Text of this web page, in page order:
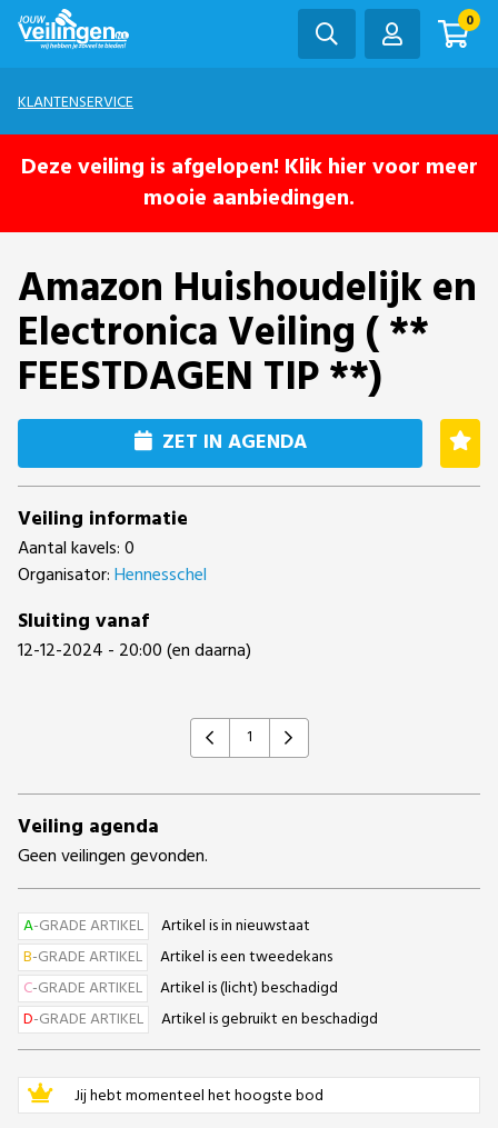
0
KLANTENSERVICE
Deze veiling is afgelopen! Klik hier voor meer
mooie aanbiedingen.
Amazon Huishoudelijk en
Electronica Veiling ( **
FEESTDAGEN TIP **)
ZET IN AGENDA
Veiling informatie
Aantal kavels: 0
Organisator:Hennesschel
Sluiting vanaf
12-12-2024 - 20:00 (en daarna)
Previous
1 Next
Veiling agenda
Geen veilingen gevonden.
A-GRADE ARTIKEL
Artikel is in nieuwstaat
B-GRADE ARTIKEL
Artikel is een tweedekans
C-GRADE ARTIKEL
Artikel is (licht) beschadigd
D-GRADE ARTIKEL Artikel is gebruikt en beschadigd
Jij hebt momenteel het hoogste bod